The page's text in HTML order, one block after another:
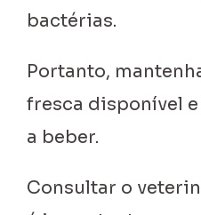
bactérias.
Portanto,
fresca disponível
a beber.
Consultar o